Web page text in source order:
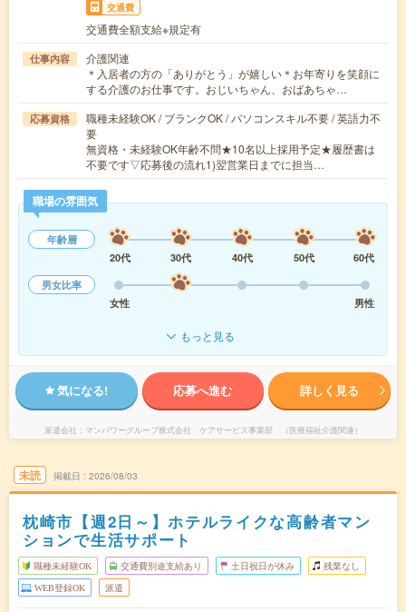
交通費
交通費全額支給※規定有
仕事内容
介護関連
＊入居者の方の「ありがとう」が嬉しい＊お年寄りを笑顔に
する介護のお仕事です。おじいちゃん、おばあちゃ…
応募資格
職種未経験OK / ブランクOK / パソコンスキル不要 / 英語力不
要
無資格・未経験OK年齢不問★10名以上採用予定★履歴書は
不要です▽応募後の流れ1)翌営業日までに担当…
職場の雰囲気
年齢層
20代
30代 40代 50代
60代
男女比率
女性
男性
もっと見る
気になる! 応募へ進む 詳しく見る
派遣会社 マンパワーグループ株式会社 ケアサービス事業部 （医療福祉介護関連）
未読 掲載日 2026/08/03
枕崎市【週2日～】ホテルライクな高齢者マン
ションで生活サポート
職種未経験OK 交通費別途支給あり 土日祝日が休み 残業なし
WEB登録OK 派遣